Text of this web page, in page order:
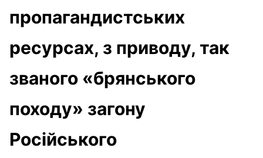
пропагандистських
ресурсах, з приводу, так
званого «брянського
походу» загону
Російського